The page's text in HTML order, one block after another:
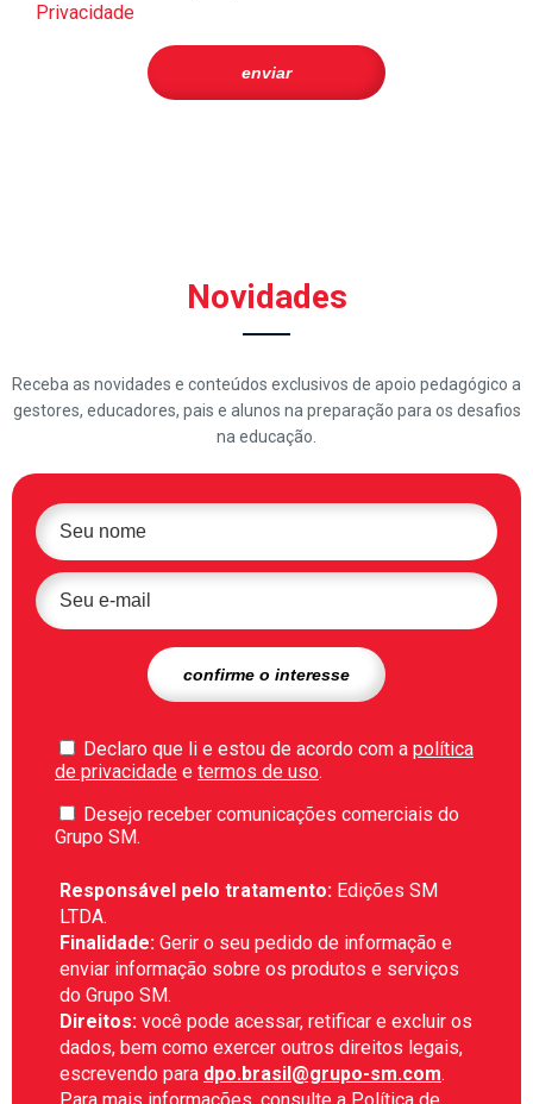
Privacidade
Novidades
Receba as novidades e conteúdos exclusivos de apoio pedagógico a
gestores, educadores, pais e alunos na preparação para os desafios
na educação.
Declaro que li e estou de acordo com a política
de privacidade e termos de uso.
Desejo receber comunicações comerciais do
Grupo SM.
Responsável pelo tratamento: Edições SM
LTDA.
Finalidade: Gerir o seu pedido de informação e
enviar informação sobre os produtos e serviços
do Grupo SM.
Direitos: você pode acessar, retificar e excluir os
dados, bem como exercer outros direitos legais,
escrevendo para dpo.brasil@grupo-sm.com.